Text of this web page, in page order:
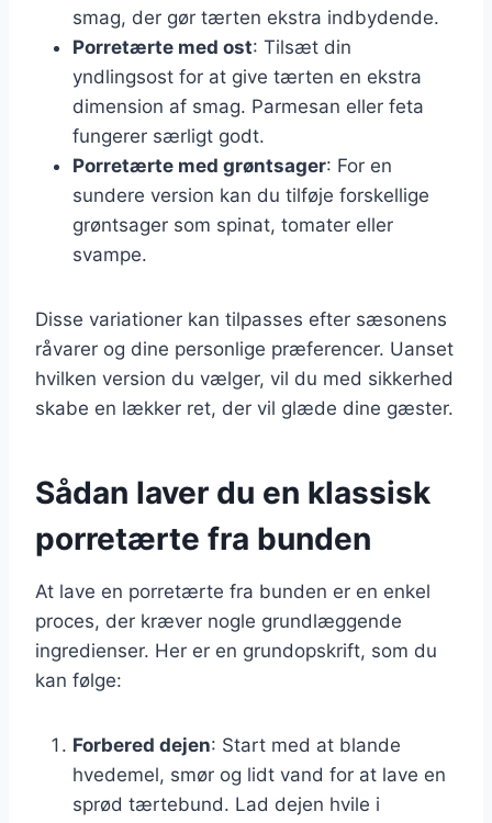
smag, der gør tærten ekstra indbydende.
Porretærte med ost: Tilsæt din
yndlingsost for at give tærten en ekstra
dimension af smag. Parmesan eller feta
fungerer særligt godt.
Porretærte med grøntsager: For en
sundere version kan du tilføje forskellige
grøntsager som spinat, tomater eller
svampe.
Disse variationer kan tilpasses efter sæsonens
råvarer og dine personlige præferencer. Uanset
hvilken version du vælger, vil du med sikkerhed
skabe en lækker ret, der vil glæde dine gæster.
Sådan laver du en klassisk
porretærte fra bunden
At lave en porretærte fra bunden er en enkel
proces, der kræver nogle grundlæggende
ingredienser. Her er en grundopskrift, som du
kan følge:
Forbered dejen: Start med at blande
hvedemel, smør og lidt vand for at lave en
sprød tærtebund. Lad dejen hvile i